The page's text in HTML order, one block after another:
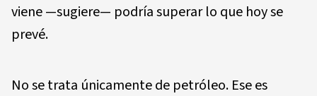
viene —sugiere— podría superar lo que hoy se
prevé.
No se trata únicamente de petróleo. Ese es